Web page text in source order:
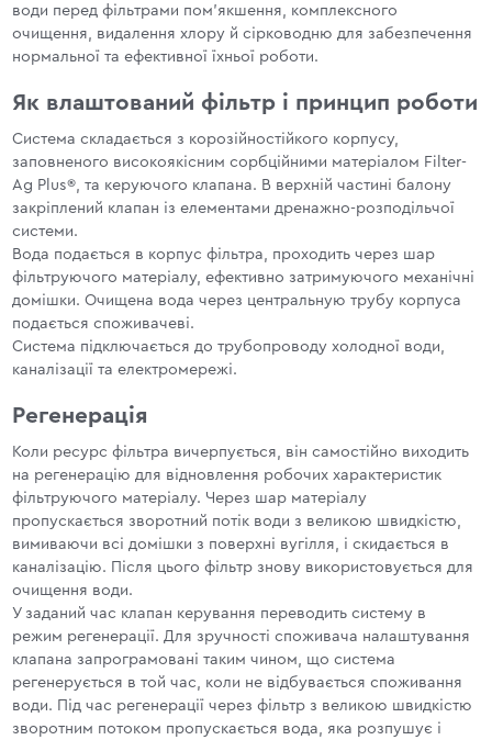
води перед фільтрами пом'якшення, комплексного
очищення, видалення хлору й сірководню для забезпечення
нормальної та ефективної їхньої роботи.
Як влаштований фільтр і принцип роботи
Система складається з корозійностійкого корпусу,
заповненого високоякісним сорбційними матеріалом Filter-
Ag Plus®, та керуючого клапана. В верхній частині балону
закріплений клапан із елементами дренажно-розподільчої
системи.
Вода подається в корпус фільтра, проходить через шар
фільтруючого матеріалу, ефективно затримуючого механічні
домішки. Очищена вода через центральную трубу корпуса
подається споживачеві.
Система підключається до трубопроводу холодної води,
каналізації та електромережі.
Регенерація
Коли ресурс фільтра вичерпується, він самостійно виходить
на регенерацію для відновлення робочих характеристик
фільтруючого матеріалу. Через шар матеріалу
пропускається зворотний потік води з великою швидкістю,
вимиваючи всі домішки з поверхні вугілля, і скидається в
каналізацію. Після цього фільтр знову використовується для
очищення води.
У заданий час клапан керування переводить систему в
режим регенерації. Для зручності споживача налаштування
клапана запрограмовані таким чином, що система
регенерується в той час, коли не відбувається споживання
води. Під час регенерації через фільтр з великою швидкістю
зворотним потоком пропускається вода, яка розпушує і